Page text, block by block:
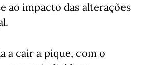
ao impacto das alterações
a cair a pique, com o